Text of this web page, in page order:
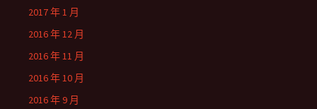
2017 年 1 月
2016 年 12 月
2016 年 11 月
2016 年 10 月
2016 年 9 月